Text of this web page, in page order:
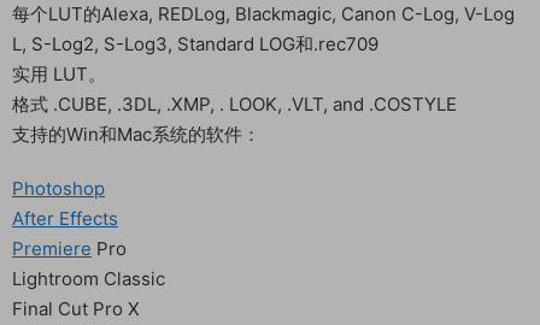
每个LUT的Alexa, REDLog, Blackmagic, Canon C-Log, V-Log
L, S-Log2, S-Log3, Standard LOG和.rec709
实用 LUT。
格式 .CUBE, .3DL, .XMP, . LOOK, .VLT, and .COSTYLE
支持的Win和Mac系统的软件：
Photoshop
After Effects
Premiere Pro
Lightroom Classic
Final Cut Pro X